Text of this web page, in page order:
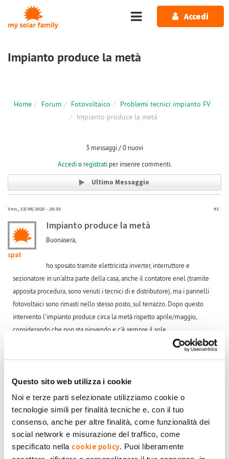
Questo sito web utilizza i cookie
Noi e terze parti selezionate utilizziamo cookie o
tecnologie simili per finalità tecniche e, con il tuo
consenso, anche per altre finalità, come funzionalità dei
social network e misurazione del traffico, come
specificato nella cookie policy. Puoi liberamente
Salta al contenuto principale
Accedi
Impianto produce la metà
Home Forum Fotovoltaico
Problemi tecnici impianto FV
Impianto produce la metà
3 messaggi / 0 nuovi
Accedio registratiper inserire commenti.
Ultimo Messaggio
Ven, 13/06/2025 - 20:33 #1
spat
Impianto produce la metà
Buonasera,
ho sposato tramite elettricista inverter, interruttore e
sezionatore in un'altra parte della casa, anche il contatore enel (tramite
apposita procedura, sono venuti i tecnici di e distributore), ma i pannelli
fotovoltaici sono rimasti nello stesso posto, sul terrazzo. Dopo questo
intervento l'impianto produce circa la metà rispetto aprile/maggio,
considerando che non sta piovendo e c'è sempre il sole.
A qualcuno è mai successo?
Grazie per la risposta.
+1
0 -1